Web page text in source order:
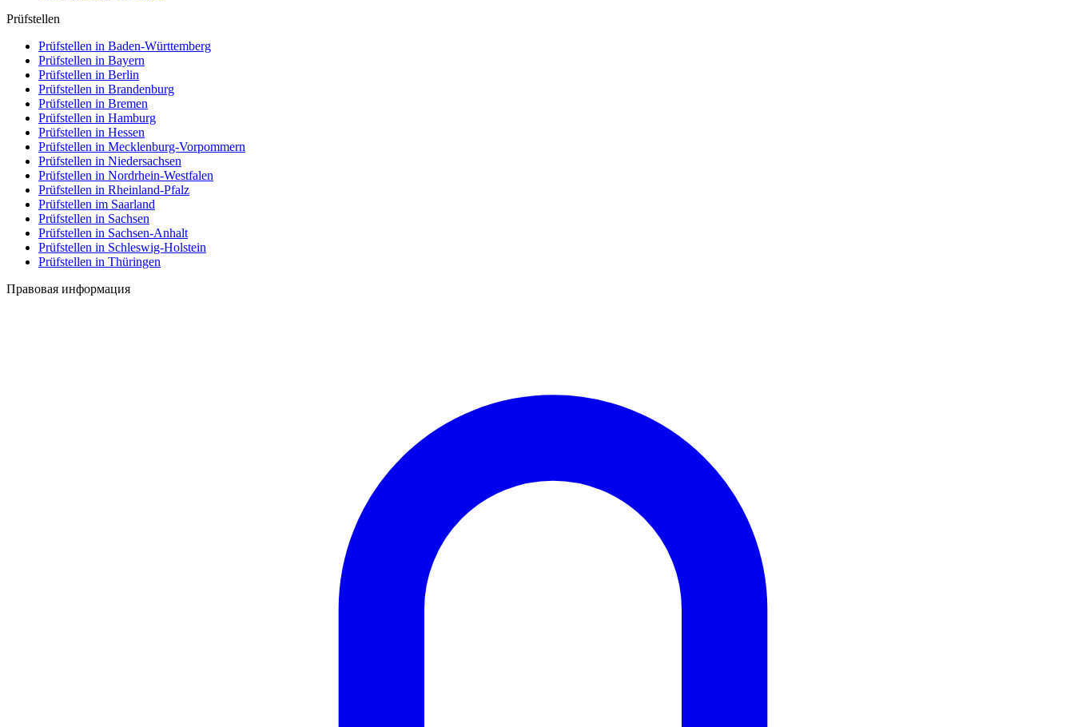
Prüfstellen
Prüfstellen in Baden-Württemberg
Prüfstellen in Bayern
Prüfstellen in Berlin
Prüfstellen in Brandenburg
Prüfstellen in Bremen
Prüfstellen in Hamburg
Prüfstellen in Hessen
Prüfstellen in Mecklenburg-Vorpommern
Prüfstellen in Niedersachsen
Prüfstellen in Nordrhein-Westfalen
Prüfstellen in Rheinland-Pfalz
Prüfstellen im Saarland
Prüfstellen in Sachsen
Prüfstellen in Sachsen-Anhalt
Prüfstellen in Schleswig-Holstein
Prüfstellen in Thüringen
Правовая информация